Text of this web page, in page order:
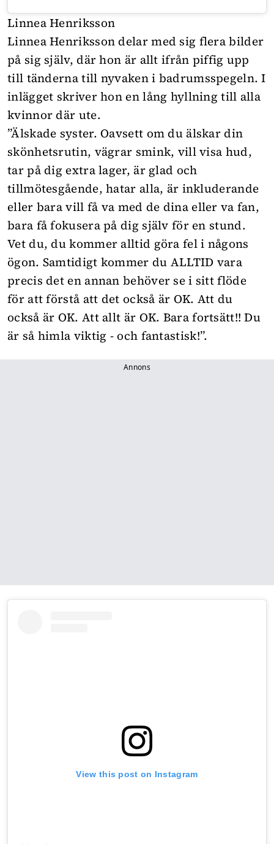
Linnea Henriksson
Linnea Henriksson delar med sig flera bilder
på sig själv, där hon är allt ifrån piffig upp
till tänderna till nyvaken i badrumsspegeln. I
inlägget skriver hon en lång hyllning till alla
kvinnor där ute.
”Älskade syster. Oavsett om du älskar din
skönhetsrutin, vägrar smink, vill visa hud,
tar på dig extra lager, är glad och
tillmötesgående, hatar alla, är inkluderande
eller bara vill få va med de dina eller va fan,
bara få fokusera på dig själv för en stund.
Vet du, du kommer alltid göra fel i någons
ögon. Samtidigt kommer du ALLTID vara
precis det en annan behöver se i sitt flöde
för att förstå att det också är OK. Att du
också är OK. Att allt är OK. Bara fortsätt!! Du
är så himla viktig - och fantastisk!”.
Annons
View this post on Instagram